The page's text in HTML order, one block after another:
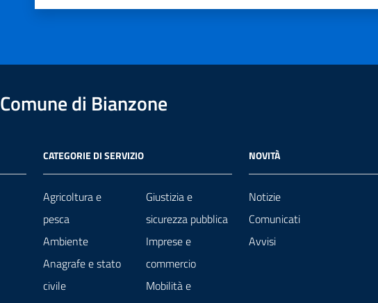
Comune di Bianzone
CATEGORIE DI SERVIZIO
Agricoltura e
pesca
Ambiente
Anagrafe e stato
civile
Giustizia e
sicurezza pubblica
Imprese e
commercio
Mobilità e
NOVITÀ
Notizie
Comunicati
Avvisi